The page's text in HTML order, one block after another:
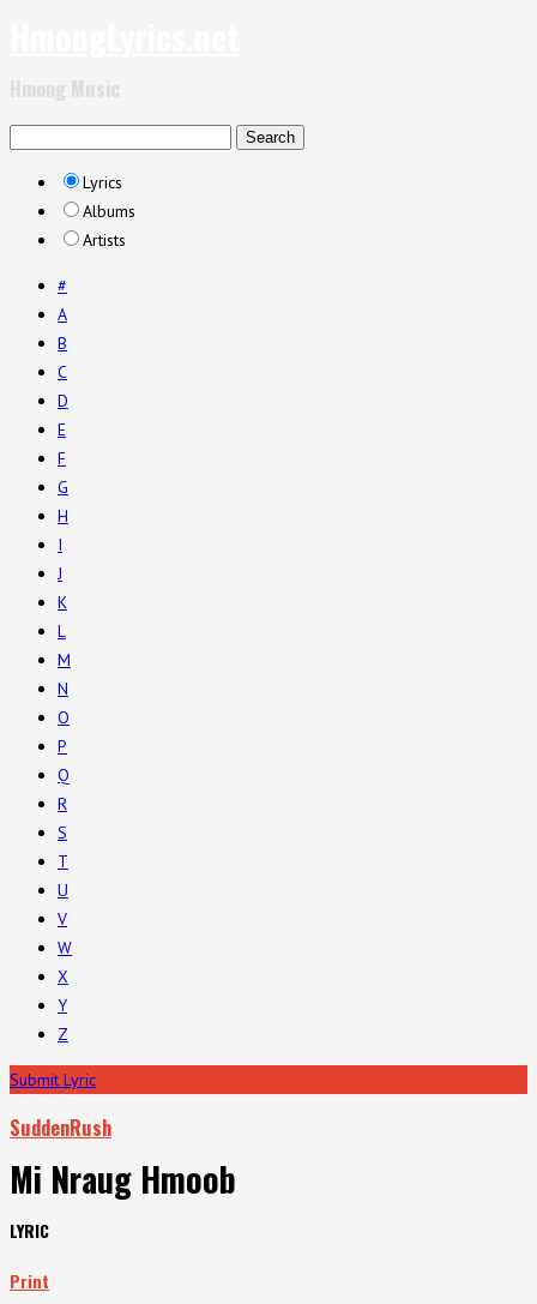
Hmong Music
Lyrics
Albums
Artists
#
A
B
C
D
E
F
G
H
I
J
K
L
M
N
O
P
Q
R
S
T
U
V
W
X
Y
Z
Submit Lyric
SuddenRush
Mi Nraug Hmoob
LYRIC
Print